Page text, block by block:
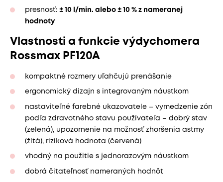
presnosť: ± 10 l/min. alebo ± 10 % z nameranej
hodnoty
Vlastnosti a funkcie výdychomera
Rossmax PF120A
kompaktné rozmery uľahčujú prenášanie
ergonomický dizajn s integrovaným náustkom
nastaviteľné farebné ukazovatele – vymedzenie zón
podľa zdravotného stavu používateľa – dobrý stav
(zelená), upozornenie na možnosť zhoršenia astmy
(žltá), riziková hodnota (červená)
vhodný na použitie s jednorazovým náustkom
dobrá čitateľnosť nameraných hodnôt